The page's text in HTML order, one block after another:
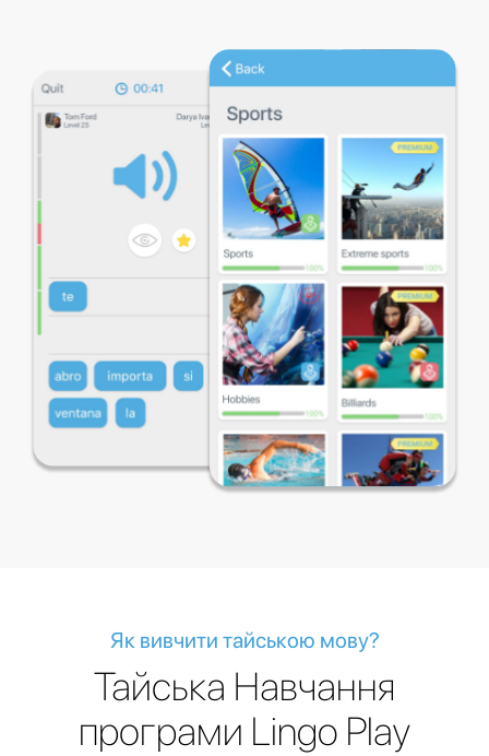
Як вивчити тайською мову?
Тайська Навчання
програми Lingo Play